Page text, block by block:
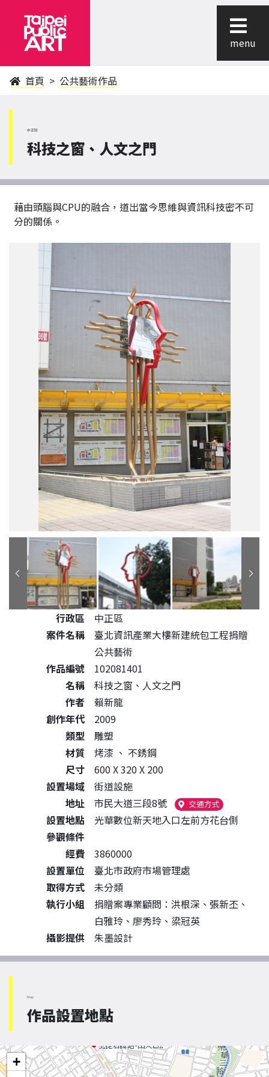
menu
首頁 公共藝術作品
中正區
科技之窗、人文之門
藉由頭腦與CPU的融合，道出當今思維與資訊科技密不可
分的關係。
公共藝術作品詳細資料
行政區
中正區
案件名稱
臺北資訊產業大樓新建統包工程捐贈
公共藝術
作品編號
102081401
名稱
科技之窗、人文之門
作者
賴新龍
創作年代
2009
類型
雕塑
材質
烤漆 、 不銹鋼
尺寸
600 X 320 X 200
設置場域
街道設施
地址
市民大道三段8號 交通方式（另開新視窗
設置地點
光華數位新天地入口左前方花台側
參觀條件
經費
3860000
設置單位
臺北市政府市場管理處
取得方式
未分類
執行小組
捐贈案專業顧問：洪根深、張新丕、
白雅玲、廖秀玲、梁冠英
攝影提供
朱墨設計
Map
作品設置地點
+